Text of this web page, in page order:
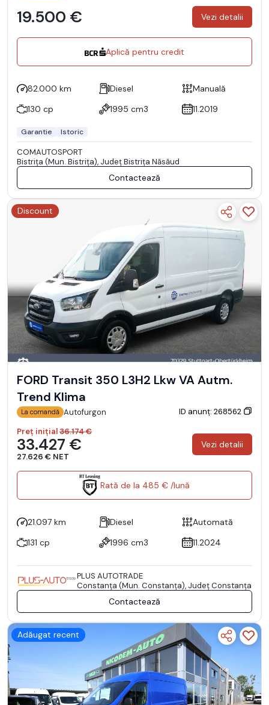
19.500 € Vezi detalii
Aplică pentru credit
82.000 km Diesel
Manuală
130 cp
1995 cm3 11.2019
Garantie Istoric
COMAUTOSPORT
Bistriţa (Mun. Bistriţa), Județ Bistriţa Năsăud
Contactează
Discount
FORD Transit 350 L3H2 Lkw VA Autm.
Trend Klima
La comandă Autofurgon
ID anunț: 268562
Preț inițial36.174 €
33.427 €
27.626 € NET
Vezi detalii
Rată de la 485 € /lună
21.097 km Diesel
Automată
131 cp
1996 cm3 11.2024
PLUS AUTOTRADE
Constanţa (Mun. Constanţa), Județ Constanţa
Contactează
Adăugat recent